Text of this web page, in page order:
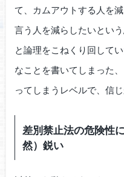
て、カムアウトする人を
言う人を減らしたいとい
と論理をこねくり回して
なことを書いてしまった
ってしまうレベルで、信じ
差別禁止法の危険性
然）鋭い